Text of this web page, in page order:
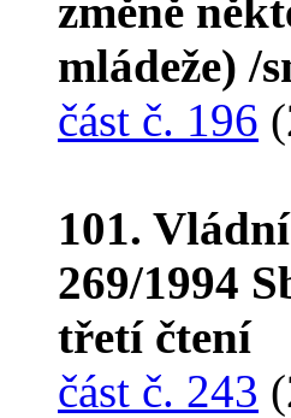
změně
mládeže) /
část č. 196
101.
269/1994
třetí čtení
část č. 243